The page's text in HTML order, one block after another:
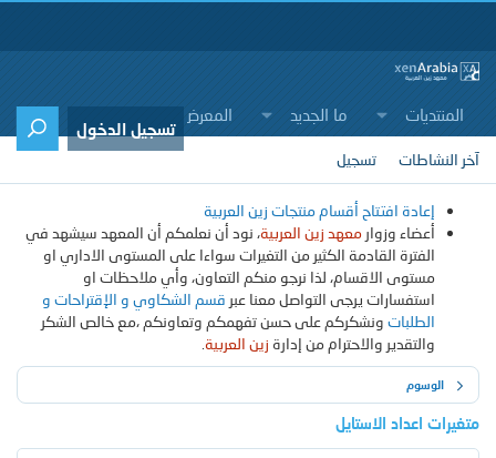
المنتديات ما الجديد المعرض
تسجيل الدخول
آخر النشاطات تسجيل
إعادة افتتاح أقسام منتجات زين العربية
أعضاء وزوار معهد زين العربية، نود أن نعلمكم أن المعهد سيشهد في
الفترة القادمة الكثير من التغيرات سواءا على المستوى الاداري او
مستوى الاقسام، لذا نرجو منكم التعاون، وأي ملاحظات او
استفسارات يرجى التواصل معنا عبر قسم الشكاوي و الإقتراحات و
الطلبات ونشكركم على حسن تفهمكم وتعاونكم ،مع خالص الشكر
والتقدير والاحترام من إدارة زين العربية
الوسوم
متغيرات اعداد اﻻستايل